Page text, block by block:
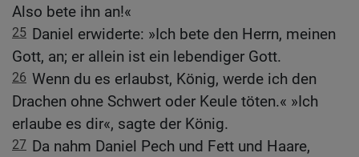
Also bete ihn an!«
25 Daniel erwiderte: »Ich bete den Herrn, meinen
Gott, an; er allein ist ein lebendiger Gott.
26 Wenn du es erlaubst, König, werde ich den
Drachen ohne Schwert oder Keule töten.« »Ich
erlaube es dir«, sagte der König.
27 Da nahm Daniel Pech und Fett und Haare,